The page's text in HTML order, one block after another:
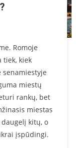
Romoje
tiek, kiek
senamiestyje
miestų
rankų, bet
miestas
kitų, o
įspūdingi.